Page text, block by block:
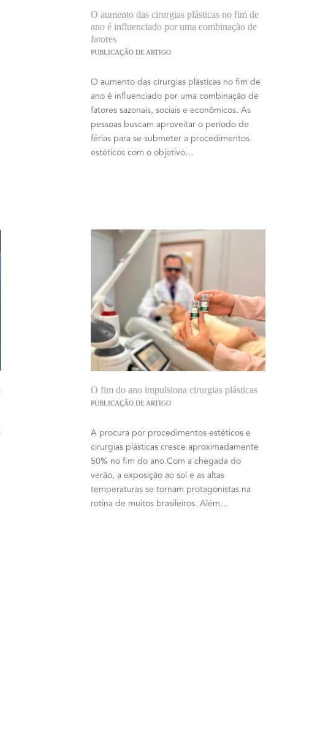
O aumento das cirurgias plásticas no fim de
ano é influenciado por uma combinação de
fatores
PUBLICAÇÃO DE ARTIGO
O aumento das cirurgias plásticas no fim de
ano é influenciado por uma combinação de
fatores sazonais, sociais e econômicos. As
pessoas buscam aproveitar o período de
férias para se submeter a procedimentos
estéticos com o objetivo…
O fim do ano impulsiona cirurgias plásticas
PUBLICAÇÃO DE ARTIGO
A procura por procedimentos estéticos e
cirurgias plásticas cresce aproximadamente
50% no fim do ano.Com a chegada do
verão, a exposição ao sol e as altas
temperaturas se tornam protagonistas na
rotina de muitos brasileiros. Além…
03/02/2025